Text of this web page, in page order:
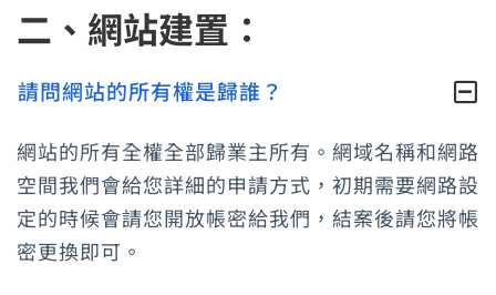
二、網站建置：
請問網站的所有權是歸誰？
網站的所有全權全部歸業主所有。網域名稱和網路
空間我們會給您詳細的申請方式，初期需要網路設
定的時候會請您開放帳密給我們，結案後請您將帳
密更換即可。